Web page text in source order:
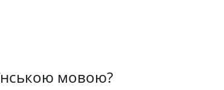
мовою?